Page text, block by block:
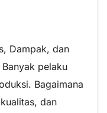
Dampak, dan
pelaku
Bagaimana
dan